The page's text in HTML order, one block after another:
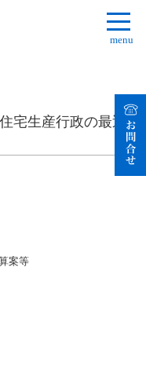
menu
生産行政の最近
案等